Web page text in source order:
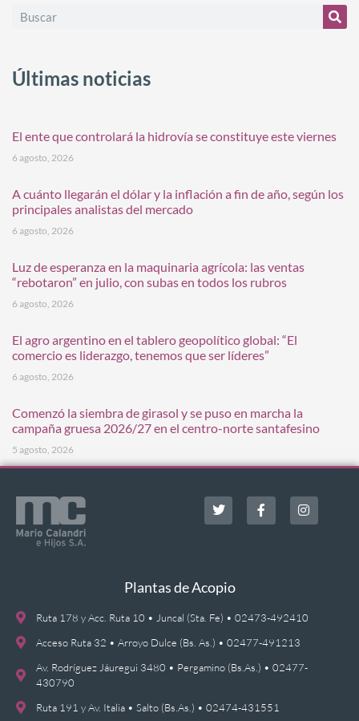
Últimas noticias
El ente que controlará la hidrovía se constituye este viernes
6 agosto, 2026
A cuánto llegarán el dólar y la inflación a fin de año, según los
principales analistas del mercado
6 agosto, 2026
Luz de esperanza en la maquinaria agrícola: las ventas
“rebotaron” en julio, con subas en todos los rubros
6 agosto, 2026
El agro argentino en el tablero geopolítico global: “El
comercio es liderazgo, tenemos que ser líderes”
6 agosto, 2026
Comenzó la siembra de girasol y se puso en marcha la
campaña gruesa 2026/27 en el centro-norte santafesino
5 agosto, 2026
Plantas de Acopio
Ruta 178 y Acc. Ruta 10 • Juncal (Sta. Fe) • 02473-492410
Acceso Ruta 32 • Arroyo Dulce (Bs. As.) • 02477-491213
Av. Rodríguez Jáuregui 3480 • Pergamino (Bs.As.) • 02477-
430790
Ruta 191 y Av. Italia • Salto (Bs.As.) • 02474-431551